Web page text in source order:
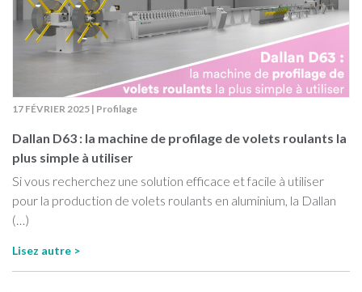
17 FÉVRIER 2025 | Profilage
Dallan D63 : la machine de profilage de volets roulants la
plus simple à utiliser
Si vous recherchez une solution efficace et facile à utiliser
pour la production de volets roulants en aluminium, la Dallan
(…)
Lisez autre >